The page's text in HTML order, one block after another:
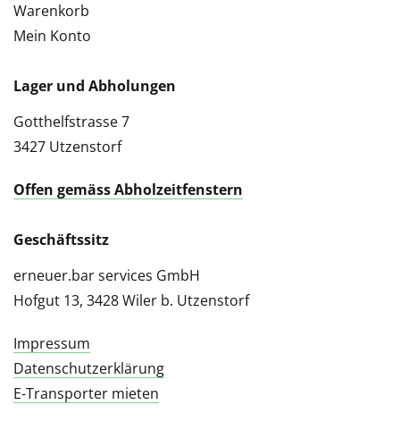
Warenkorb
Mein Konto
Lager und Abholungen
Gotthelfstrasse 7
3427 Utzenstorf
Offen gemäss Abholzeitfenstern
Geschäftssitz
erneuer.bar services GmbH
Hofgut 13, 3428 Wiler b. Utzenstorf
Impressum
Datenschutzerklärung
E-Transporter mieten